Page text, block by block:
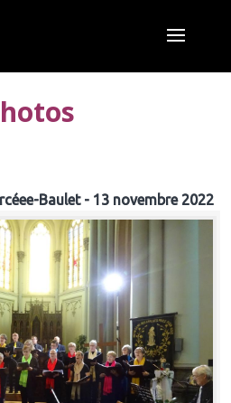
Baulet - 13 novembre 2022